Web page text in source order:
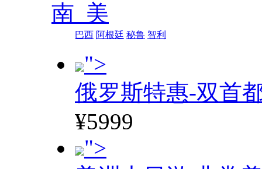
南 美
巴西 阿根廷 秘鲁 智利
">
俄罗斯特惠-双首
¥5999
">